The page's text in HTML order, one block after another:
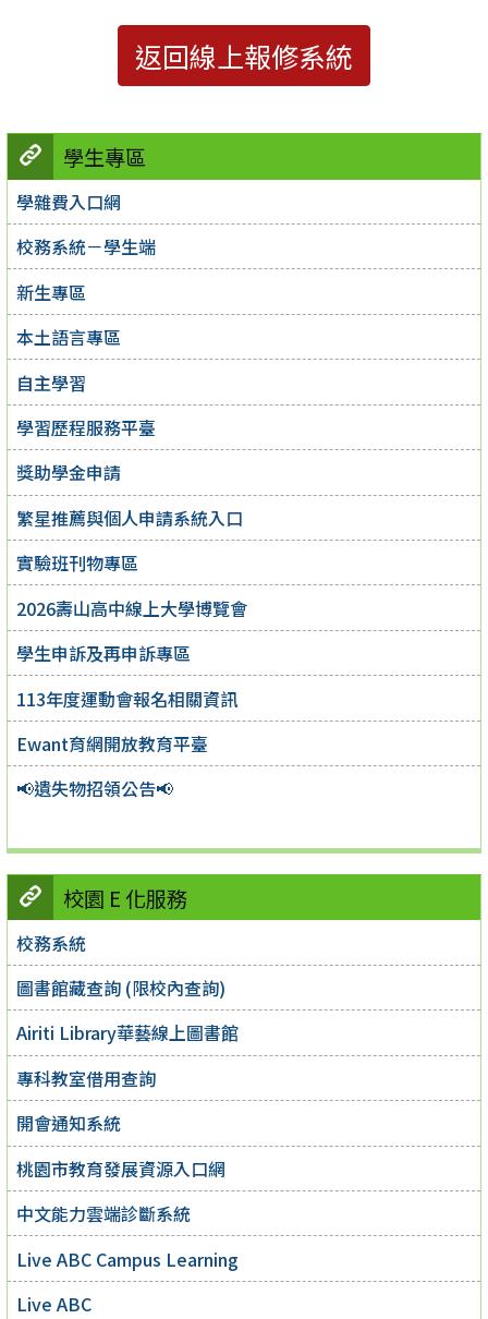
學生專區
學雜費入口網
校務系統－學生端
新生專區
本土語言專區
自主學習
學習歷程服務平臺
獎助學金申請
繁星推薦與個人申請系統入口
實驗班刊物專區
2026壽山高中線上大學博覽會
學生申訴及再申訴專區
113年度運動會報名相關資訊
Ewant育網開放教育平臺
📢遺失物招領公告📢
校園 E 化服務
校務系統
圖書館藏查詢 (限校內查詢)
Airiti Library華藝線上圖書館
專科教室借用查詢
開會通知系統
桃園市教育發展資源入口網
中文能力雲端診斷系統
Live ABC Campus Learning
Live ABC
返回線上報修系統